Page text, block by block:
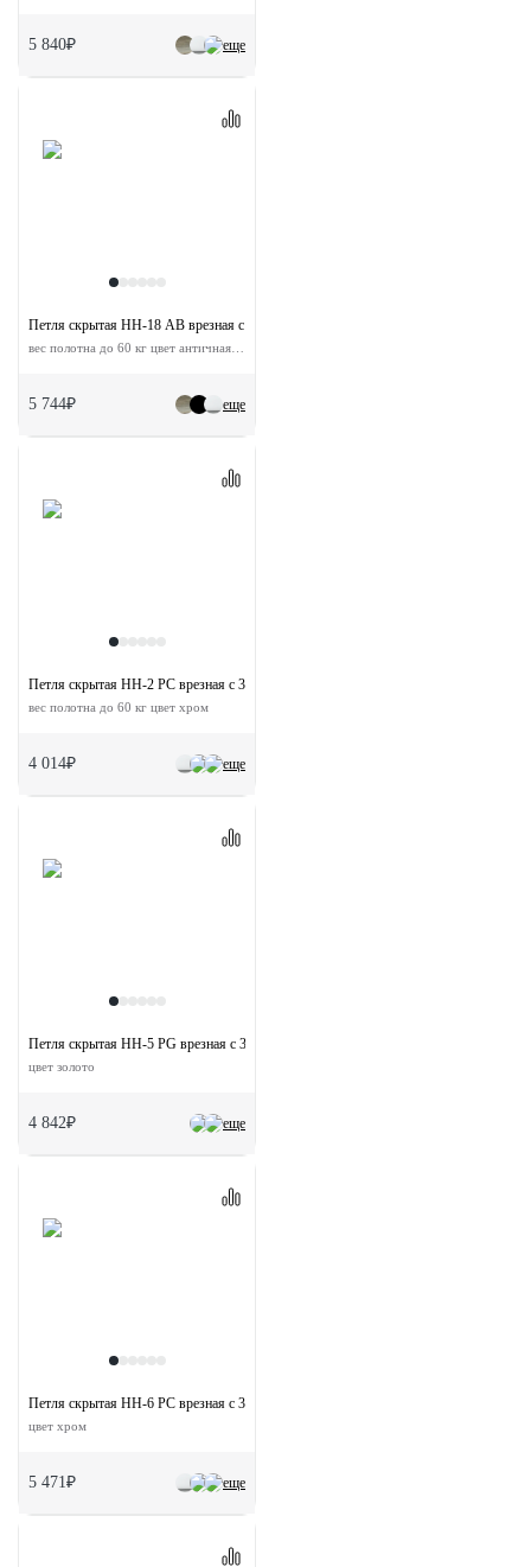
еще
5 840₽
еще
Петля скрытая HH-18 AB врезная с 3D-регулировкой
5 744₽
еще
Петля скрытая HH-2 PC врезная с 3D-регулировкой
вес полотна до 60 кг цвет хром
4 014₽
еще
Петля скрытая HH-5 PG врезная с 3D-регулировкой вес полотна до 40 кг
цвет золото
4 842₽
еще
Петля скрытая HH-6 PC врезная с 3D-регулировкой вес полотна до 40 кг
цвет хром
5 471₽